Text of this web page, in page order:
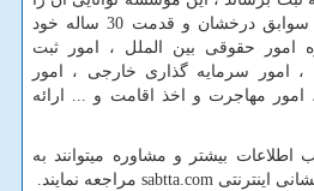
داشته که بواسطه پشتوانه سوابق درخشان و قدمت 30 ساله خود
امور حقوقی بین الملل ، امور ثبت
امور سرمایه گذاری خارجی ، امور
مهاجرت و اخذ اقامت و ... ارائه
اطلاعات بیشتر و مشاوره میتوانند به
اینترنتی sabtta.com مراجعه نمایند.